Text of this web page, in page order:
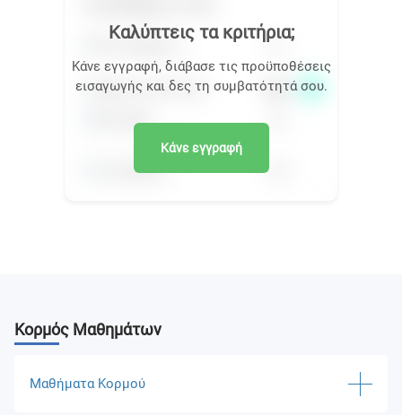
Καλύπτεις τα κριτήρια;
Κάνε εγγραφή, διάβασε τις προϋποθέσεις
εισαγωγής και δες τη συμβατότητά σου.
Κάνε εγγραφή
Κορμός Μαθημάτων
Μαθήματα Κορμού